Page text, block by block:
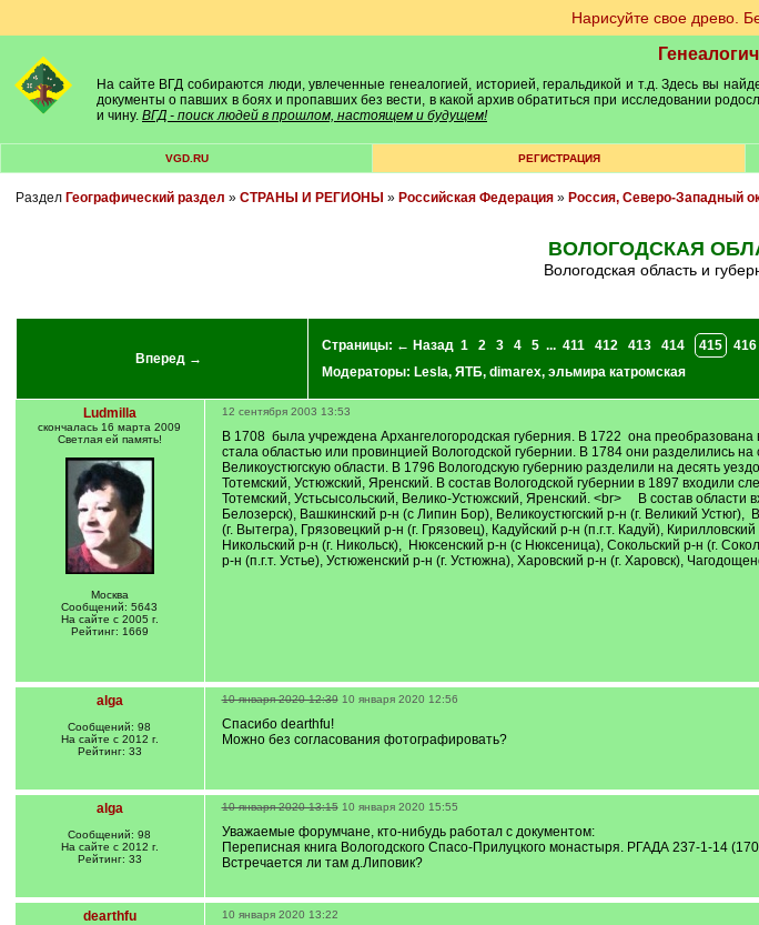
Нарисуйте свое древо.
На сайте ВГД собираются люди, увлеченные генеалогией, историей, геральдикой и т.д. Здесь вы
документы о павших в боях и пропавших без вести, в какой архив обратиться при исследовании
и чину. ВГД - поиск людей в прошлом, настоящем и будущем!
VGD.RU РЕГИСТРАЦИЯ
Раздел Географический раздел » СТРАНЫ И РЕГИОНЫ » Российская Федерация» Россия, Северо-Западный
ВОЛОГОДСКАЯ
Вологодская область и
Вперед →
Страницы: ← Назад 1 2 3 4 5 ... 411 412 413 414 415 416
Модераторы: Lesla, ЯТБ, dimarex, эльмира катромская
Ludmilla
скончалась 16 марта 2009
Светлая ей память!
Москва
Сообщений: 5643
На сайте с 2005 г.
Рейтинг: 1669
12 сентября 2003 13:53
В 1708 была учреждена Архангелогородская губерния. В 1722 она
стала областью или провинцией Вологодской губернии. В 1784 они разделились
Великоустюгскую области. В 1796 Вологодскую губернию разделили на десять
Тотемский, Устюжский, Яренский. В состав Вологодской губернии в 1897 входили
Тотемский, Устьсысольский, Велико-Устюжский, Яренский. <br> В состав области
Белозерск), Вашкинский р-н (с Липин Бор), Великоустюгский р-н (г. Великий Устюг),
(г. Вытегра), Грязовецкий р-н (г. Грязовец), Кадуйский р-н (п.г.т. Кадуй),
Никольский р-н (г. Никольск), Нюксенский р-н (с Нюксеница), Сокольский р-н (г.
р-н (п.г.т. Устье), Устюженский р-н (г. Устюжна), Харовский р-н (г. Харовск),
alga
Сообщений: 98
На сайте с 2012 г.
Рейтинг: 33
10 января 2020 12:39 10 января 2020 12:56
Спасибо dearthfu!
Можно без согласования фотографировать?
alga
Сообщений: 98
На сайте с 2012 г.
Рейтинг: 33
10 января 2020 13:15 10 января 2020 15:55
Уважаемые форумчане, кто-нибудь работал с документом:
Переписная книга Вологодского Спасо-Прилуцкого монастыря. РГАДА 237-1-14
Встречается ли там д.Липовик?
dearthfu 10 января 2020 13:22